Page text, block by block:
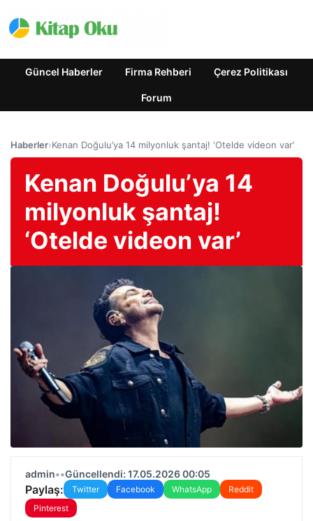
Güncel Haberler Firma Rehberi Çerez Politikası
Forum
Haberler›Kenan Doğulu’ya 14 milyonluk şantaj! ‘Otelde videon var’
Kenan Doğulu’ya 14
milyonluk şantaj!
‘Otelde videon var’
admin••Güncellendi: 17.05.2026 00:05
Paylaş: Twitter Facebook WhatsApp
Reddit
Pinterest